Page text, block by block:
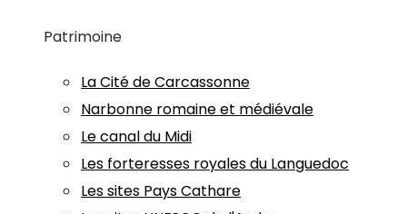
Patrimoine
La Cité de Carcassonne
Narbonne romaine et médiévale
Le canal du Midi
Les forteresses royales du Languedoc
Les sites Pays Cathare